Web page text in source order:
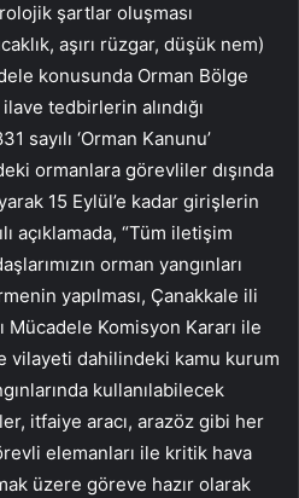
şartlar oluşması
aşırı rüzgar, düşük nem)
konusunda Orman Bölge
tedbirlerin alındığı
sayılı ‘Orman Kanunu’
ormanlara görevliler dışında
15 Eylül’e kadar girişlerin
açıklamada, “Tüm iletişim
orman yangınları
yapılması, Çanakkale ili
Mücadele Komisyon Kararı ile
vilayeti dahilindeki kamu kurum
kullanılabilecek
itfaiye aracı, arazöz gibi her
elemanları ile kritik hava
üzere göreve hazır olarak